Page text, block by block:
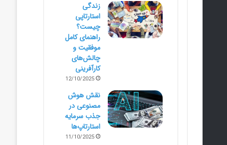
زندگی
استارتاپی
چیست؟
راهنمای کامل
موفقیت و
چالش‌های
کارآفرینی
12/10/2025
نقش هوش
مصنوعی در
جذب سرمایه
استارتاپ‌ها
11/10/2025